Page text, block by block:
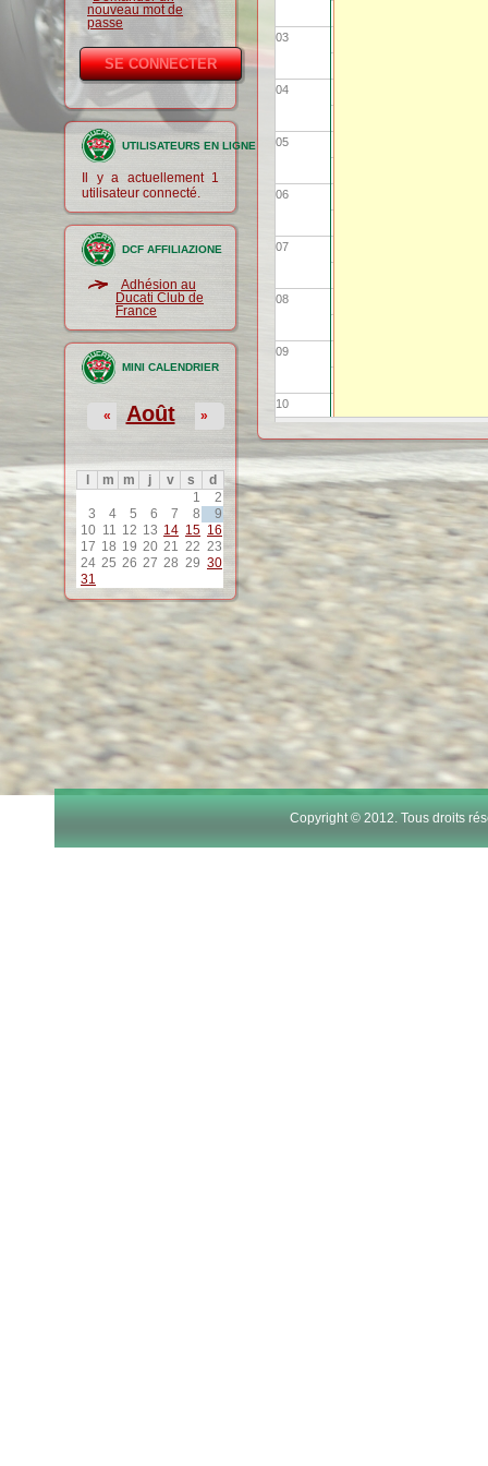
nouveau mot de
passe
UTILISATEURS EN LIGNE
Il y a actuellement 1
utilisateur connecté.
DCF AFFILIAZIONE
Adhésion au
Ducati Club de
France
MINI CALENDRIER
Août
« »
m m j v s
d
1
2
3
4 5 6 7 8
9
10 11 12 13 14 15 16
17 18 19 20 21 22 23
24 25 26 27 28 29 30
31
03
04
05
06
07
08
09
10
11
12
13
15
17
Copyright © 2012. Tous droits